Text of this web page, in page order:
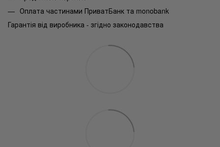
Оплата частинами ПриватБанк та monobank
Гарантія від виробника - згідно законодавства